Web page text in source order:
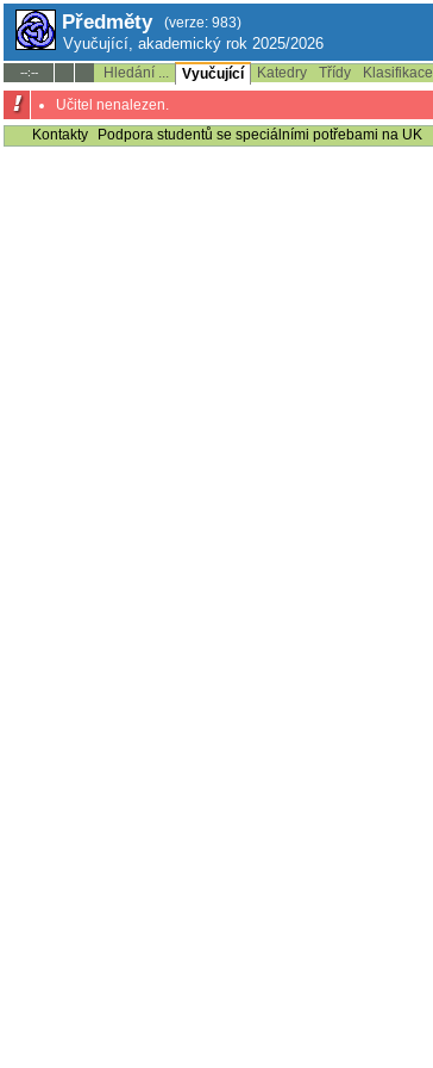
Předměty (verze: 983)
Vyučující, akademický rok 2025/2026
--:-- Hledání ... Vyučující Katedry Třídy Klasifikace
Učitel nenalezen.
Kontakty
Podpora studentů se speciálními potřebami na UK